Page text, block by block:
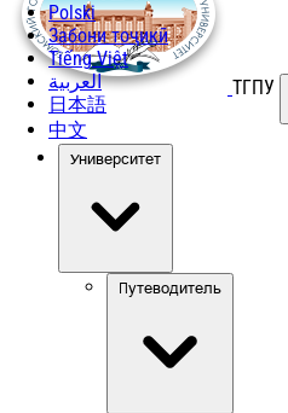
Polski
Забони тоҷикӣ
Tiếng Việt
العربية
日本語
中文
ТГПУ
Университет
Путеводитель